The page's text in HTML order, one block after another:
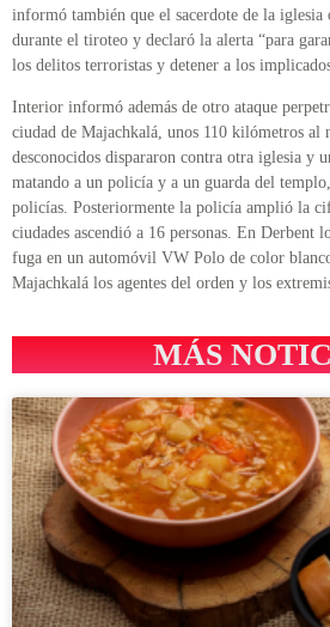
informó también que el sacerdote de la iglesia
durante el tiroteo y declaró la alerta “para
los delitos terroristas y detener a los
Interior informó además de otro ataque
ciudad de Majachkalá, unos 110 kilómetros al
desconocidos dispararon contra otra iglesia y
matando a un policía y a un guarda del
policías. Posteriormente la policía amplió la
ciudades ascendió a 16 personas. En Derbent
fuga en un automóvil VW Polo de color
Majachkalá los agentes del orden y los
MÁS